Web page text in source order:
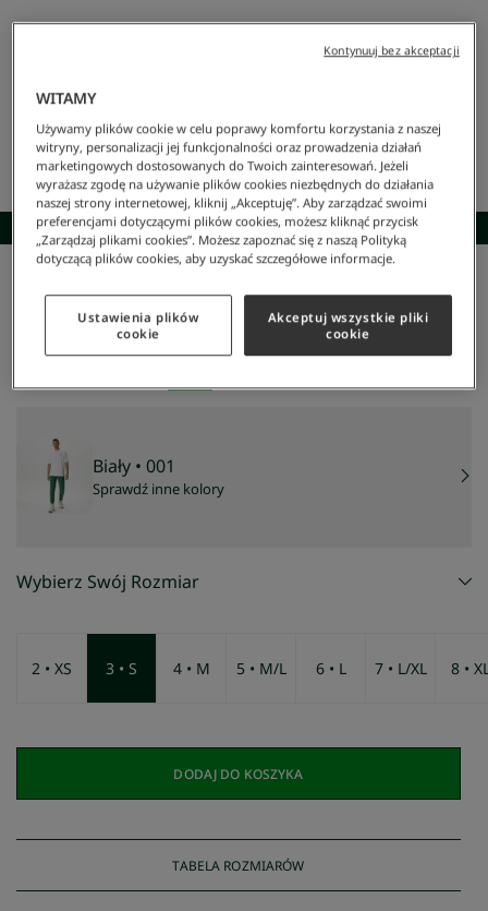
SKOMPLETUJ STYLIZACJĘ
Męski t-shirt
NAJNIŻSZA CENA Z 30 DNI: 244 zł
Biały • 001
Sprawdź inne kolory
Wybierz Swój Rozmiar
2 • XS 3 • S 4 • M 5 • M/L 6 • L 7 • L/XL 8 •
DODAJ DO KOSZYKA
TABELA ROZMIARÓW
WITAMY
Używamy plików cookie w celu poprawy komfortu korzystania z naszej
witryny, personalizacji jej funkcjonalności oraz prowadzenia działań
marketingowych dostosowanych do Twoich zainteresowań. Jeżeli
wyrażasz zgodę na używanie plików cookies niezbędnych do działania
naszej strony internetowej, kliknij „Akceptuję”. Aby zarządzać swoimi
preferencjami dotyczącymi plików cookies, możesz kliknąć przycisk
„Zarządzaj plikami cookies”. Możesz zapoznać się z naszą Polityką
dotyczącą plików cookies, aby uzyskać szczegółowe informacje.
Ustawienia plików
cookie
Akceptuj wszystkie pliki
cookie
Kontynuuj bez akceptacji